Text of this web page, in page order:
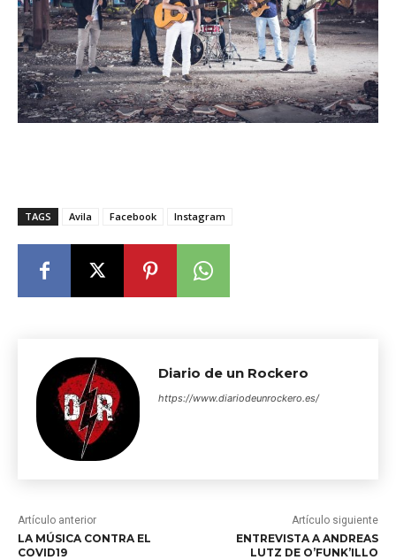
TAGS Avila Facebook Instagram
Diario de un Rockero
https://www.diariodeunrockero.es/
Artículo anterior
LA MÚSICA CONTRA EL
COVID19
Artículo siguiente
ENTREVISTA A ANDREAS
LUTZ DE O’FUNK’ILLO